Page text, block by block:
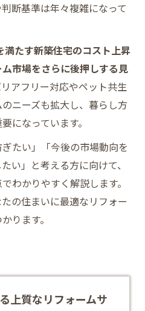
断基準は年々複雑になって
たす新築住宅のコスト上昇
市場をさらに後押しする見
アフリー対応やペット共生
ニーズも拡大し、暮らし方
になっています。
たい」「今後の市場動向を
い」と考える方に向けて、
わかりやすく解説します。
の住まいに最適なリフォー
ります。
上質なリフォームサ